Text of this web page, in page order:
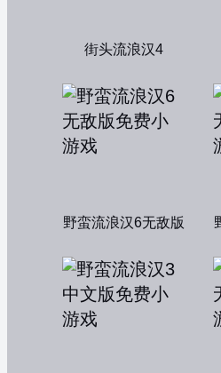
街头流浪汉4
野蛮流浪汉6无敌版